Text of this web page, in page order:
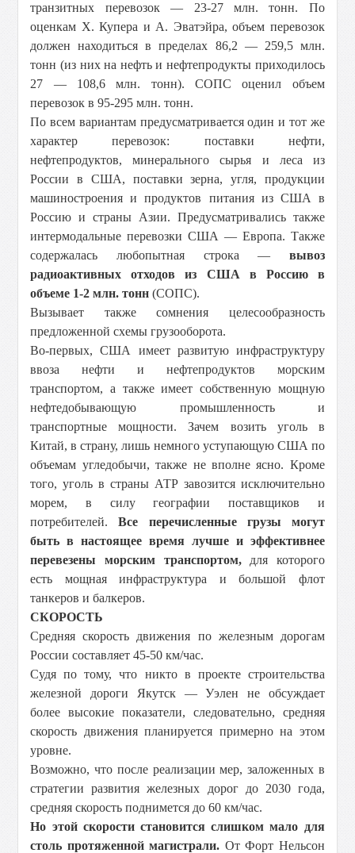
транзитных перевозок — 23-27 млн. тонн. По
оценкам Х. Купера и А. Эватэйра, объем перевозок
должен находиться в пределах 86,2 — 259,5 млн.
тонн (из них на нефть и нефтепродукты приходилось
27 — 108,6 млн. тонн). СОПС оценил объем
перевозок в 95-295 млн. тонн.
По всем вариантам предусматривается один и тот же
характер перевозок: поставки нефти,
нефтепродуктов, минерального сырья и леса из
России в США, поставки зерна, угля, продукции
машиностроения и продуктов питания из США в
Россию и страны Азии. Предусматривались также
интермодальные перевозки США — Европа. Также
содержалась любопытная строка — вывоз
радиоактивных отходов из США в Россию в
объеме 1-2 млн. тонн(СОПС).
Вызывает также сомнения целесообразность
предложенной схемы грузооборота.
Во-первых, США имеет развитую инфраструктуру
ввоза нефти и нефтепродуктов морским
транспортом, а также имеет собственную мощную
нефтедобывающую промышленность и
транспортные мощности. Зачем возить уголь в
Китай, в страну, лишь немного уступающую США по
объемам угледобычи, также не вполне ясно. Кроме
того, уголь в страны АТР завозится исключительно
морем, в силу географии поставщиков и
потребителей.Все перечисленные грузы могут
быть в настоящее время лучше и эффективнее
перевезены морским транспортом,для которого
есть мощная инфраструктура и большой флот
танкеров и балкеров.
СКОРОСТЬ
Средняя скорость движения по железным дорогам
России составляет 45-50 км/час.
Судя по тому, что никто в проекте строительства
железной дороги Якутск — Уэлен не обсуждает
более высокие показатели, следовательно, средняя
скорость движения планируется примерно на этом
уровне.
Возможно, что после реализации мер, заложенных в
стратегии развития железных дорог до 2030 года,
средняя скорость поднимется до 60 км/час.
Но этой скорости становится слишком мало для
столь протяженной магистрали. От Форт Нельсон